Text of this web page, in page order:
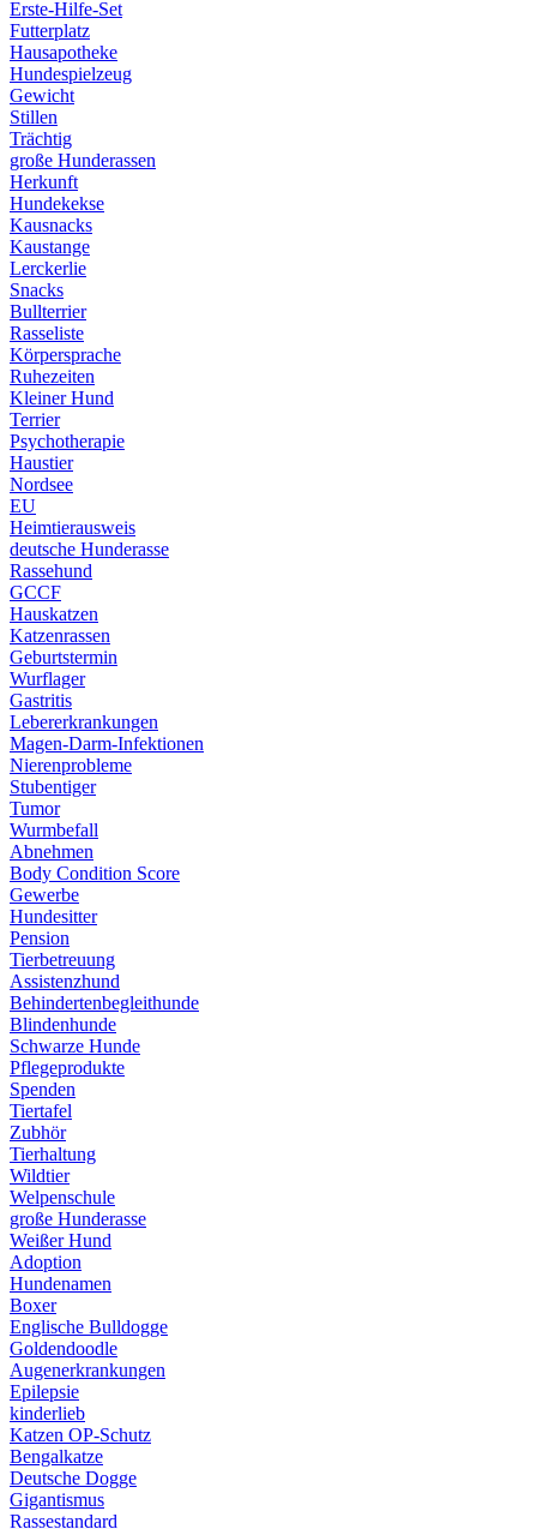
Erste-Hilfe-Set
Futterplatz
Hausapotheke
Hundespielzeug
Gewicht
Stillen
Trächtig
große Hunderassen
Herkunft
Hundekekse
Kausnacks
Kaustange
Lerckerlie
Snacks
Bullterrier
Rasseliste
Körpersprache
Ruhezeiten
Kleiner Hund
Terrier
Psychotherapie
Haustier
Nordsee
EU
Heimtierausweis
deutsche Hunderasse
Rassehund
GCCF
Hauskatzen
Katzenrassen
Geburtstermin
Wurflager
Gastritis
Lebererkrankungen
Magen-Darm-Infektionen
Nierenprobleme
Stubentiger
Tumor
Wurmbefall
Abnehmen
Body Condition Score
Gewerbe
Hundesitter
Pension
Tierbetreuung
Assistenzhund
Behindertenbegleithunde
Blindenhunde
Schwarze Hunde
Pflegeprodukte
Spenden
Tiertafel
Zubhör
Tierhaltung
Wildtier
Welpenschule
große Hunderasse
Weißer Hund
Adoption
Hundenamen
Boxer
Englische Bulldogge
Goldendoodle
Augenerkrankungen
Epilepsie
kinderlieb
Katzen OP-Schutz
Bengalkatze
Deutsche Dogge
Gigantismus
Rassestandard